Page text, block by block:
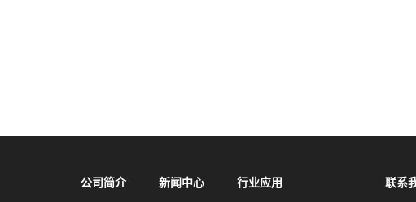
公司简介 新闻中心 行业应用 联系